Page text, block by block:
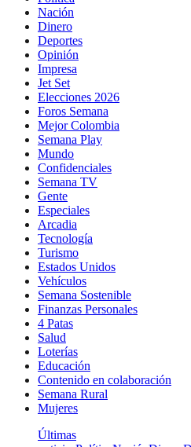
Nación
Dinero
Deportes
Opinión
Impresa
Jet Set
Elecciones 2026
Foros Semana
Mejor Colombia
Semana Play
Mundo
Confidenciales
Semana TV
Gente
Especiales
Arcadia
Tecnología
Turismo
Estados Unidos
Vehículos
Semana Sostenible
Finanzas Personales
4 Patas
Salud
Loterías
Educación
Contenido en colaboración
Semana Rural
Mujeres
Últimas